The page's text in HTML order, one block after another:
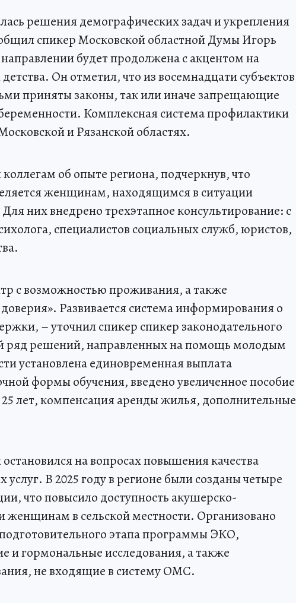
решения демографических задач и укрепления
спикер Московской областной Думы Игорь
будет продолжена с акцентом на
Он отметил, что из восемнадцати субъектов
приняты законы, так или иначе запрещающие
Комплексная система профилактики
и Рязанской областях.
об опыте региона, подчеркнув, что
женщинам, находящимся в ситуации
них внедрено трехэтапное консультирование: с
специалистов социальных служб, юристов,
с возможностью проживания, а также
Развивается система информирования о
– уточнил спикер спикер законодательного
ряд решений, направленных на помощь молодым
установлена единовременная выплата
формы обучения, введено увеличенное пособие
лет, компенсация аренды жилья, дополнительные
на вопросах повышения качества
В 2025 году в регионе были созданы четыре
что повысило доступность акушерско-
женщинам в сельской местности. Организовано
этапа программы ЭКО,
и гормональные исследования, а также
не входящие в систему ОМС.